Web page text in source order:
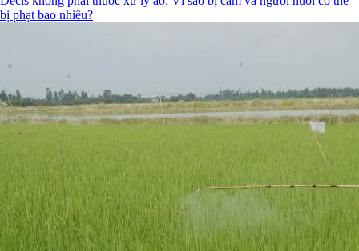
bị phạt bao nhiêu?